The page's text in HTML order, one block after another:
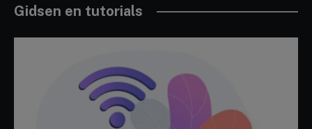
Gidsen en tutorials